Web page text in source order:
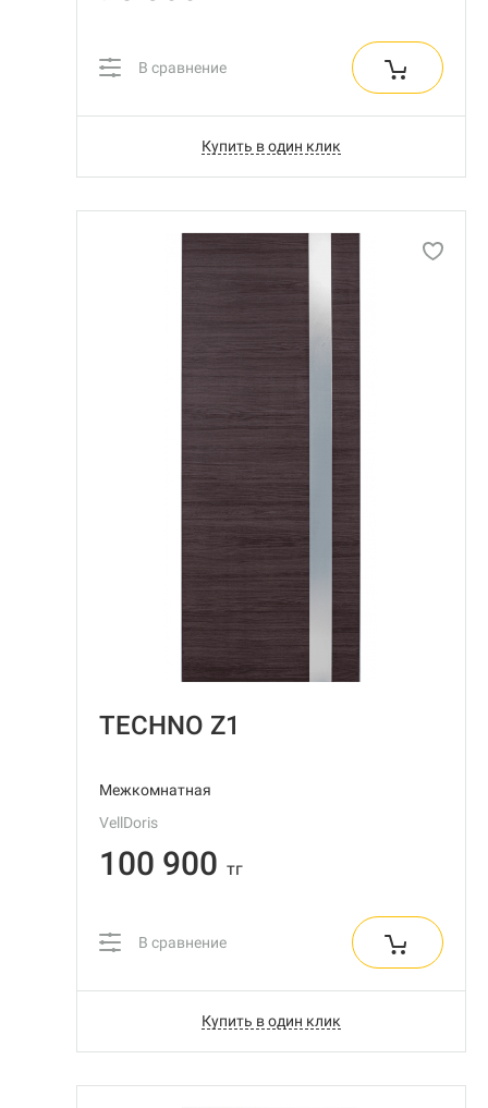
В сравнение
Купить в один клик
TECHNO Z1
Межкомнатная
VellDoris
100 900 тг
В сравнение
Купить в один клик